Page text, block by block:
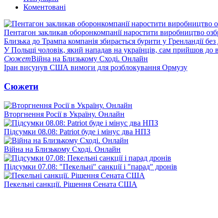
Коментовані
Пентагон закликав оборонкомпанії наростити виробництво
Близька до Трампа компанія збирається бурити у Гренландії
У Польщі чоловік, який нападав на українців, сам прийшов до
СюжетВійна на Близькому Сході. Онлайн
Іран висунув США вимоги для розблокування Ормузу
Сюжети
Вторгнення Росії в Україну. Онлайн
Підсумки 08.08: Patriot буде і мінус два НПЗ
Війна на Близькому Сході. Онлайн
Підсумки 07.08: "Пекельні" санкції і "парад" дронів
Пекельні санкції. Рішення Сената США